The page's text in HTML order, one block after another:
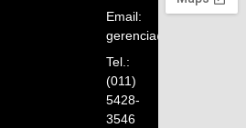
Email:
gerencia@orelion.com.ar
Tel.:
(011)
5428-
3546